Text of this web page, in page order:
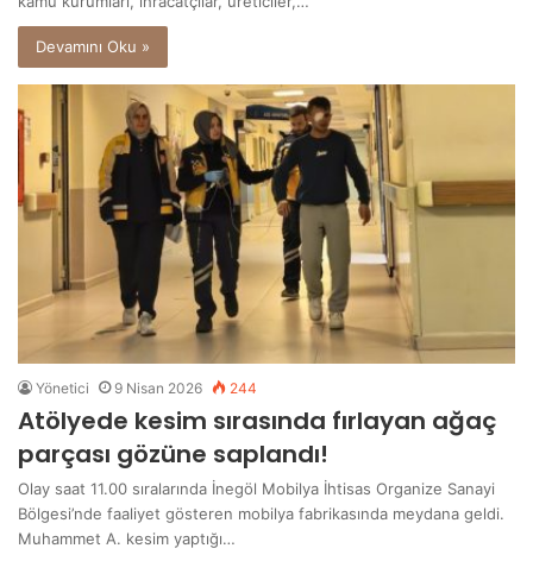
Devamını Oku »
Yönetici 9 Nisan 2026 244
Atölyede kesim sırasında fırlayan ağaç
parçası gözüne saplandı!
Olay saat 11.00 sıralarında İnegöl Mobilya İhtisas Organize Sanayi
Bölgesi’nde faaliyet gösteren mobilya fabrikasında meydana geldi.
Muhammet A. kesim yaptığı…